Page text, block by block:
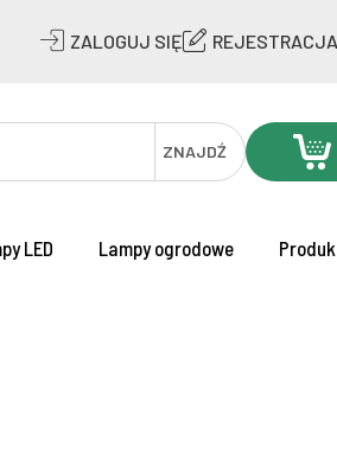
ZALOGUJ SIĘ REJESTRACJA
ZNAJDŹ
LED Lampy ogrodowe